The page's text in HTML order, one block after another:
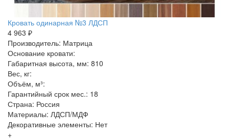
Кровать одинарная №3 ЛДСП
4 963 ₽
Производитель: Матрица
Основание кровати:
Габаритная высота, мм: 810
Вес, кг:
Объём, м³:
Гарантийный срок мес.: 18
Страна: Россия
Материалы: ЛДСП/МДФ
Декоративные элементы: Нет
+